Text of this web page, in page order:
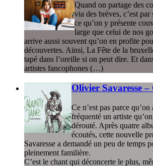
Quand on partage des
via des brèves, c’est
ce qu’on y présente
large que celui de nos
arrive aussi souvent qu’on en profite
découvertes. Ainsi, La Fête de la
tapé dans l’oreille si on peut dire. Et
artistes fancophones (…)
Olivier Savaresse
Ce n’est pas parce
fréquenté un artiste
dérouté. Après quatre
écoutés, cette nouvelle
Savaresse a demandé un peu de temps
pleinement familière.
C’est le chant qui déconcerte le plus,